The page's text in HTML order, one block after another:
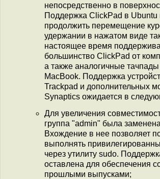
непосредственно в
Поддержка ClickPad в Ubuntu
продолжить перемещение
удержании в нажатом виде
настоящее время
большинство ClickPad от
а также аналогичные
MacBook. Поддержка
Trackpad и дополнительных
Synaptics ожидается в
Для увеличения
группа "admin" была
Вхождение в нее позволяет
выполнять
через утилиту sudo.
оставлена для обеспечения
прошлыми выпусками;